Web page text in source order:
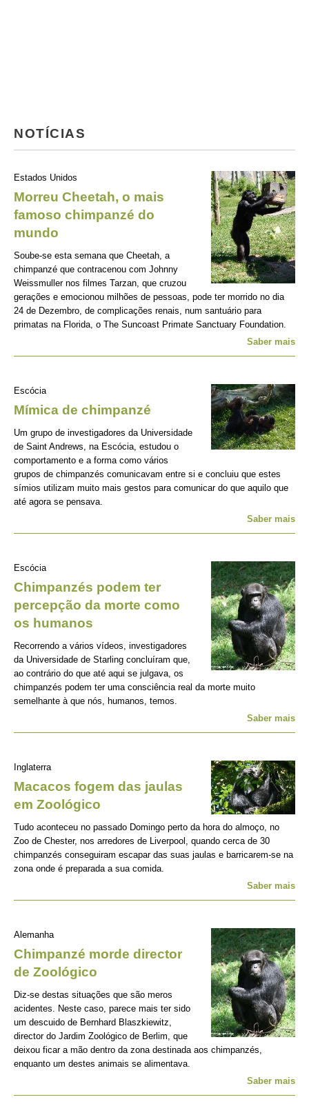
NOTÍCIAS
Estados Unidos
Morreu Cheetah, o mais
famoso chimpanzé do
mundo
Soube-se esta semana que Cheetah, a
chimpanzé que contracenou com Johnny
Weissmuller nos filmes Tarzan, que cruzou
gerações e emocionou milhões de pessoas, pode ter morrido no dia
24 de Dezembro, de complicações renais, num santuário para
primatas na Florida, o The Suncoast Primate Sanctuary Foundation.
Saber mais
Escócia
Mímica de chimpanzé
Um grupo de investigadores da Universidade
de Saint Andrews, na Escócia, estudou o
comportamento e a forma como vários
grupos de chimpanzés comunicavam entre si e concluiu que estes
símios utilizam muito mais gestos para comunicar do que aquilo que
até agora se pensava.
Saber mais
Escócia
Chimpanzés podem ter
percepção da morte como
os humanos
Recorrendo a vários vídeos, investigadores
da Universidade de Starling concluíram que,
ao contrário do que até aqui se julgava, os
chimpanzés podem ter uma consciência real da morte muito
semelhante à que nós, humanos, temos.
Saber mais
Inglaterra
Macacos fogem das jaulas
em Zoológico
Tudo aconteceu no passado Domingo perto da hora do almoço, no
Zoo de Chester, nos arredores de Liverpool, quando cerca de 30
chimpanzés conseguiram escapar das suas jaulas e barricarem-se na
zona onde é preparada a sua comida.
Saber mais
Alemanha
Chimpanzé morde director
de Zoológico
Diz-se destas situações que são meros
acidentes. Neste caso, parece mais ter sido
um descuido de Bernhard Blaszkiewitz,
director do Jardim Zoológico de Berlim, que
deixou ficar a mão dentro da zona destinada aos chimpanzés,
enquanto um destes animais se alimentava.
Saber mais